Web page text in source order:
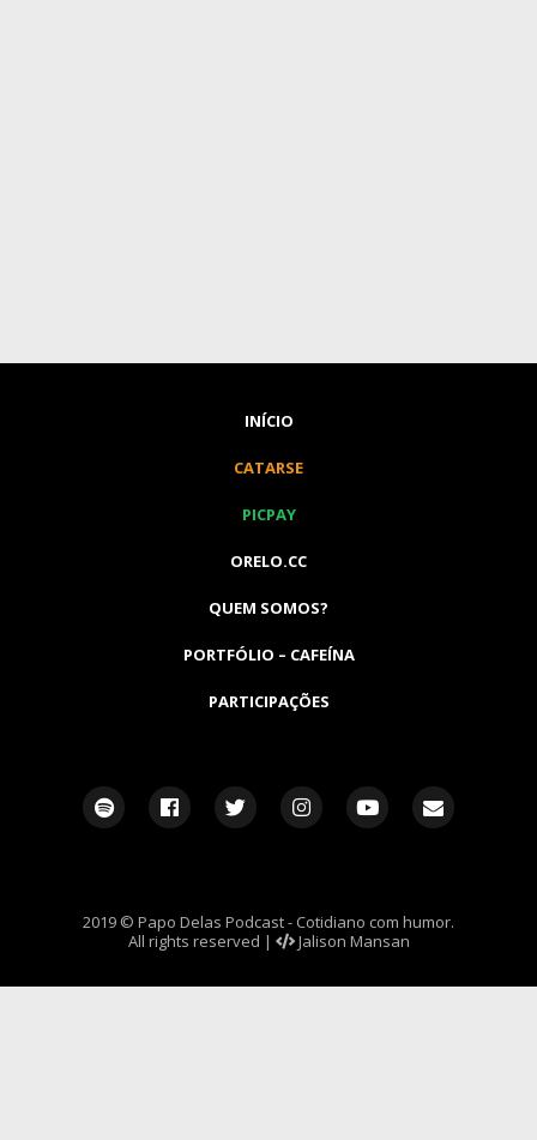
INÍCIO
CATARSE
PICPAY
ORELO.CC
QUEM SOMOS?
PORTFÓLIO – CAFEÍNA
PARTICIPAÇÕES
2019 © Papo Delas Podcast - Cotidiano com humor.
All rights reserved |
Jalison Mansan